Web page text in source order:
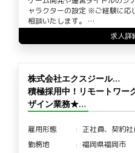
ャラクターの設定 ※ご経験に応
相談いたします。 …
求人詳
株式会社エクスジール…
積極採用中！リモートワー
ザイン業務★…
雇用形態
正社員、契約社
勤務地
福岡県福岡市